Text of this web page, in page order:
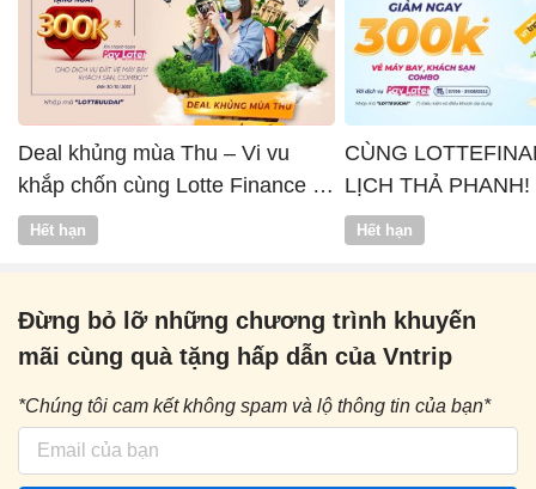
Deal khủng mùa Thu – Vi vu
khắp chốn cùng Lotte Finance x
Vntrip
Hết hạn
CÙNG
LỊCH THẢ PHANH!
Hết hạn
Đừng bỏ lỡ những chương trình khuyến
mãi cùng quà tặng hấp dẫn của Vntrip
*Chúng tôi cam kết không spam và lộ thông tin của bạn*